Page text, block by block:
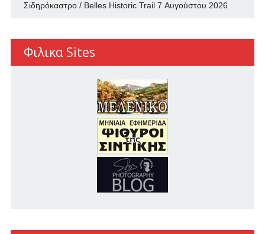
Σιδηρόκαστρο / Belles Historic Trail 7 Αυγούστου 2026
Φιλικα Sites